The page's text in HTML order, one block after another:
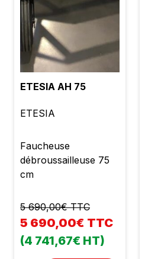
ETESIA AH 75
ETESIA
Faucheuse
débroussailleuse 75
cm
5 690,00€ TTC
5 690,00€ TTC
(4 741,67€ HT)